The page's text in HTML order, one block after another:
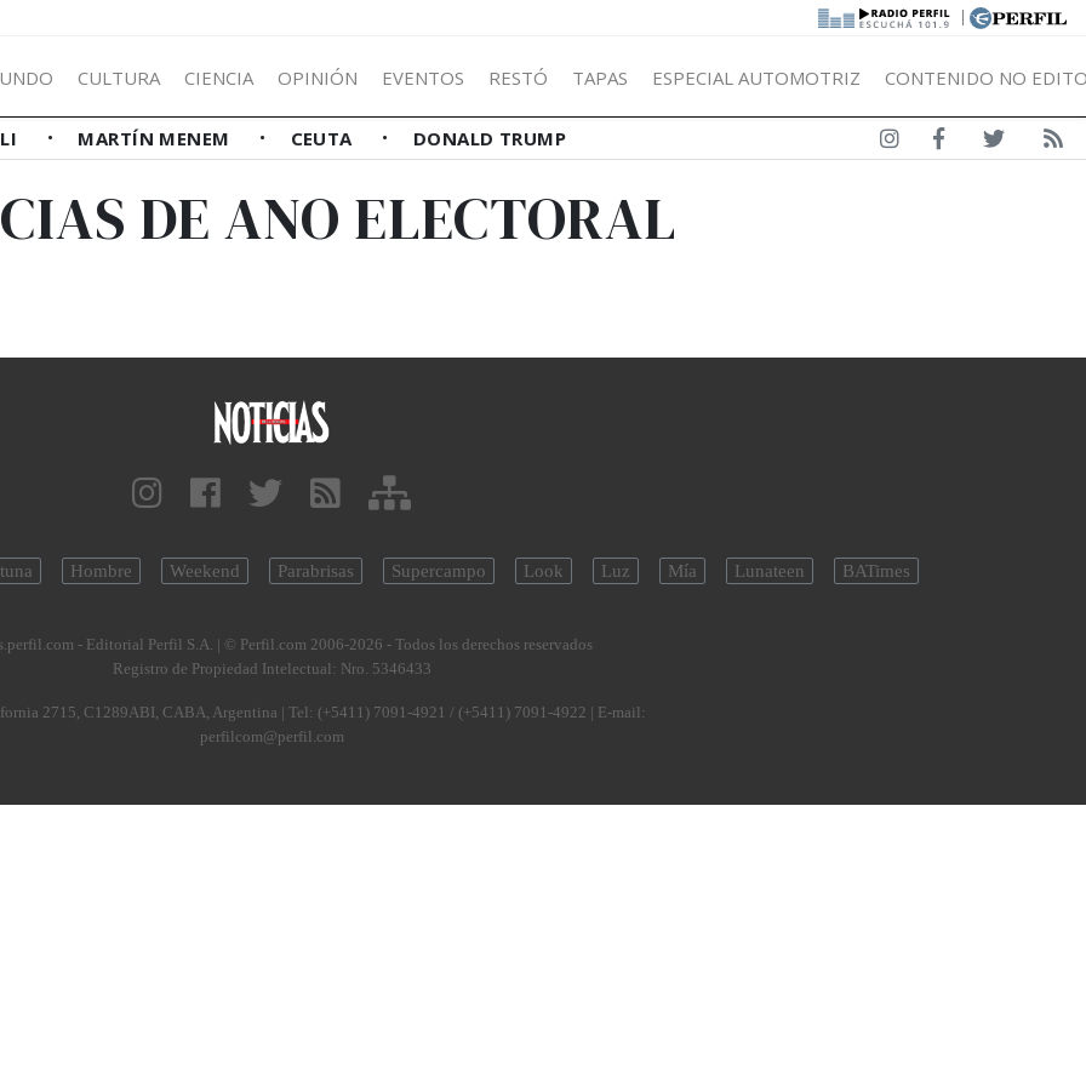
|
CULTURA CIENCIA OPINIÓN EVENTOS RESTÓ TAPAS ESPECIAL AUTOMOTRIZ CONTENIDO NO
MARTÍN MENEM CEUTA DONALD TRUMP
DE ANO ELECTORAL
Hombre Weekend Parabrisas Supercampo Look Luz Mía Lunateen BATimes
- Editorial Perfil S.A. | © Perfil.com 2006-2026 - Todos los derechos reservados
Registro de Propiedad Intelectual: Nro. 5346433
2715, C1289ABI, CABA, Argentina | Tel: (+5411) 7091-4921 / (+5411) 7091-4922 | E-mail:
perfilcom@perfil.com